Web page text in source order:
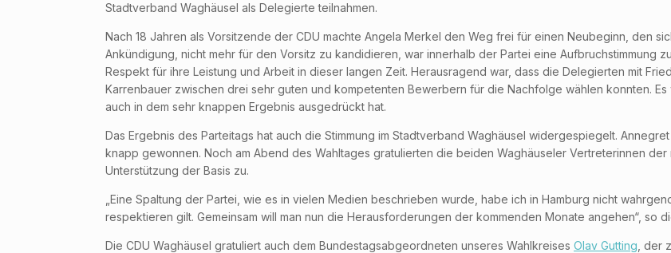
Stadtverband Waghäusel als Delegierte teilnahmen.
Nach 18 Jahren als Vorsitzende der CDU machte Angela Merkel den Weg frei für einen Neubeginn, den
Ankündigung, nicht mehr für den Vorsitz zu kandidieren, war innerhalb der Partei eine Aufbruchstimmung
Respekt für ihre Leistung und Arbeit in dieser langen Zeit. Herausragend war, dass die Delegierten mit
Karrenbauer zwischen drei sehr guten und kompetenten Bewerbern für die Nachfolge wählen konnten.
auch in dem sehr knappen Ergebnis ausgedrückt hat.
Das Ergebnis des Parteitags hat auch die Stimmung im Stadtverband Waghäusel widergespiegelt.
knapp gewonnen. Noch am Abend des Wahltages gratulierten die beiden Waghäuseler Vertreterinnen
Unterstützung der Basis zu.
„Eine Spaltung der Partei, wie es in vielen Medien beschrieben wurde, habe ich in Hamburg nicht
respektieren gilt. Gemeinsam will man nun die Herausforderungen der kommenden Monate angehen“, so
Die CDU Waghäusel gratuliert auch dem Bundestagsabgeordneten unseres Wahlkreises Olav Gutting , der